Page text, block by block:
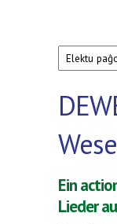
Ein
Lieder